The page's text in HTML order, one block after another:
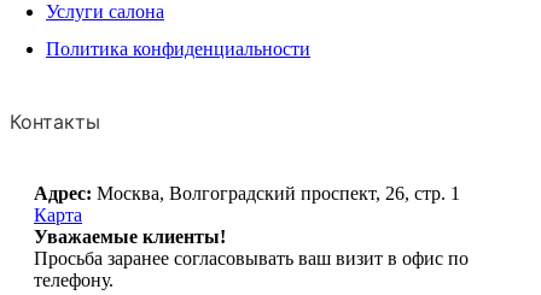
Услуги салона
Политика конфиденциальности
Контакты
Адрес: Москва, Волгоградский проспект, 26, стр. 1
Карта
Уважаемые клиенты!
Просьба заранее согласовывать ваш визит в офис по
телефону.